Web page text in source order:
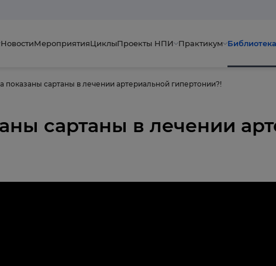
НовостиМероприятияЦиклыПроекты НПИ Практикум Библиотека
показаны сартаны в лечении артериальной гипертонии?!
сартаны в лечении